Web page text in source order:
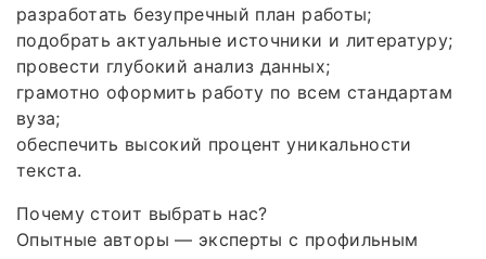
разработать безупречный план работы;
подобрать актуальные источники и литературу;
провести глубокий анализ данных;
грамотно оформить работу по всем стандартам
вуза;
обеспечить высокий процент уникальности
текста.
Почему стоит выбрать нас?
Опытные авторы — эксперты с профильным